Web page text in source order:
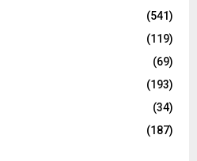
(541)
(119)
(69)
(193)
(34)
(187)